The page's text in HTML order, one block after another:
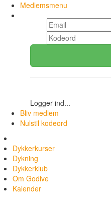
Medlemsmenu
Logger ind...
Bliv medlem
Nulstil kodeord
Dykkerkurser
Dykning
Dykkerklub
Om Godive
Kalender